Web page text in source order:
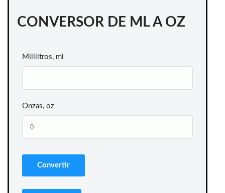
CONVERSOR DE ML A OZ
Mililitros, ml
Onzas, oz